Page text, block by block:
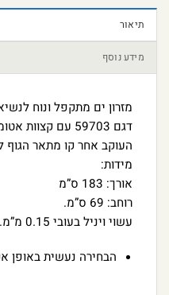
תיאור
מידע נוסף
דגם 59703 עם
העוקב אחר קו מתאר הגוף
מידות:
אורך: 183 ס”מ
רוחב: 69 ס”מ.
עשוי ויניל בעובי 0.15 מ”מ.
הבחירה נעשית באופן